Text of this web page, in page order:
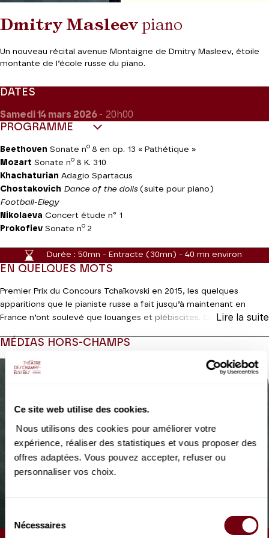
Ce site web utilise des cookies.
Nous utilisons des cookies pour améliorer votre
expérience, réaliser des statistiques et vous proposer des
offres adaptées. Vous pouvez accepter, refuser ou
personnaliser vos choix.
du Nécessaires
Dmitry Masleevpiano
Un nouveau récital avenue Montaigne de Dmitry Masleev, étoile
montante de l’école russe du piano.
DATES
Samedi 14 mars 2026 - 20h00
PROGRAMME
Beethoven Sonate no 8 en op. 13 « Pathétique »
Mozart Sonate no 8 K. 310
Khachaturian Adagio Spartacus
Chostakovich Dance of the dolls (suite pour piano)
Football-Elegy
Nikolaeva Concert étude n° 1
Prokofiev Sonate no 2
Durée : 50mn - Entracte (30mn) - 40 mn environ
EN QUELQUES MOTS
Premier Prix du Concours Tchaïkovski en 2015, les quelques
apparitions que le pianiste russe a fait jusqu’à maintenant en
France n’ont soulevé que louanges et plébiscites. Ce fut le cas
National en 2020 puis de ses premiers récitals à la Roque-
d’Anthéron, à la Philharmonie de Paris et ici-même. Le voici pour la
troisième fois sur la scène de l’avenue Montaigne où tant de ses
à son compatriote Prokofiev.
Lire la suite
MÉDIAS HORS-CHAMPS